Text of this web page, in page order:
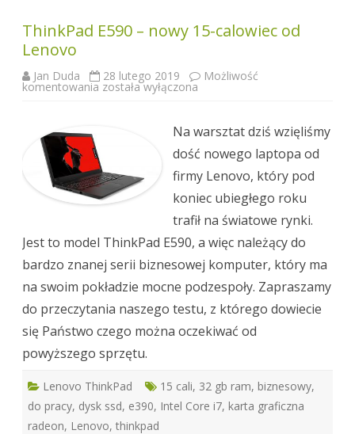
ThinkPad E590 – nowy 15-calowiec od
Lenovo
Jan Duda 28 lutego 2019 Możliwość
komentowania ThinkPad
została wyłączona
Na warsztat dziś wzięliśmy
dość nowego laptopa od
firmy Lenovo, który pod
koniec ubiegłego roku
trafił na światowe rynki.
Jest to model ThinkPad E590, a więc należący do
bardzo znanej serii biznesowej komputer, który ma
na swoim pokładzie mocne podzespoły. Zapraszamy
do przeczytania naszego testu, z którego dowiecie
się Państwo czego można oczekiwać od
powyższego sprzętu.
Lenovo ThinkPad 15 cali, 32 gb ram, biznesowy,
do pracy, dysk ssd, e390, Intel Core i7, karta graficzna
radeon, Lenovo, thinkpad